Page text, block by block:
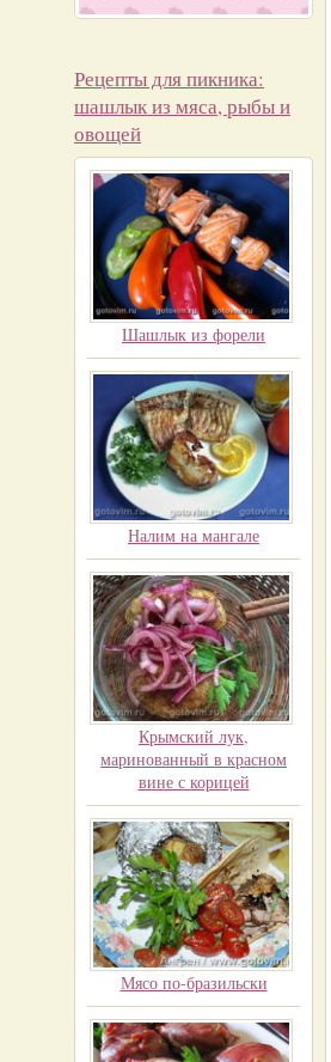
Рецепты для пикника:
шашлык из мяса, рыбы и
овощей
Шашлык из форели
Налим на мангале
Крымский лук,
маринованный в красном
вине с корицей
Мясо по-бразильски